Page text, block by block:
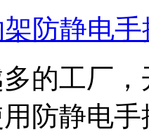
防静电
的工厂
防静电